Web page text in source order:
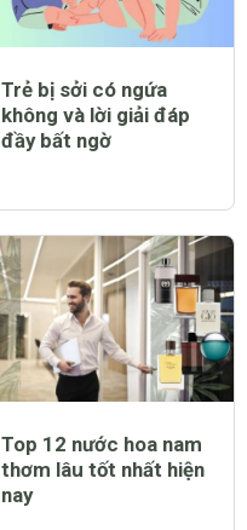
Trẻ bị sởi có ngứa
không và lời giải đáp
đầy bất ngờ
Top 12 nước hoa nam
thơm lâu tốt nhất hiện
nay